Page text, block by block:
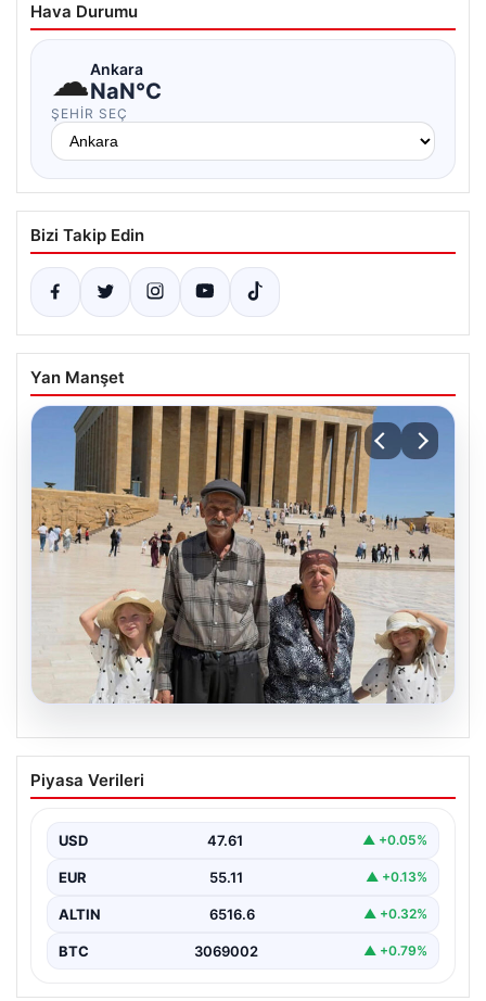
Hava Durumu
☁Ankara
NaN°C
ŞEHIR SEÇ
Bizi Takip Edin
Yan Manşet
Adıyamanlı Yıldırım Ailesinin 34 Yıllık
Umudu Gerçeğe Dönüştü: İkiz Kızlarıyla
Adıyaman’da yaşayan Abuzer (71) ve Zeynep Yıldırım
Piyasa Verileri
USD 47.61 ▲ +0.05%
EUR 55.11 ▲ +0.13%
ALTIN 6516.6 ▲ +0.32%
BTC 3069002 ▲ +0.79%